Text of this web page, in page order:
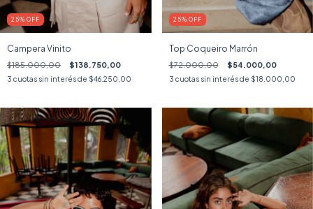
25% OFF
Campera Vinito
$185.000,00 $138.750,00
3 cuotas sin interés de $46.250,00
25% OFF
Top Coqueiro Marrón
$72.000,00 $54.000,00
3 cuotas sin interés de $18.000,00